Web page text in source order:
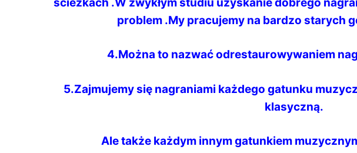
problem .My pracujemy na bardzo starych
4.Można to nazwać odrestaurowywaniem
5.Zajmujemy się nagraniami każdego gatunku
klasyczną.
Ale także każdym innym gatunkiem